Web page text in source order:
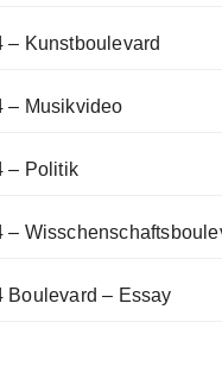
– Kunstboulevard
– Musikvideo
– Politik
–
Boulevard – Essay